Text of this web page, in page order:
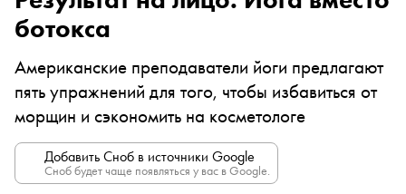
ботокса
Американские преподаватели йоги предлагают
пять упражнений для того, чтобы избавиться от
морщин и сэкономить на косметологе
Добавить Сноб в источники Google
Сноб будет чаще появляться у вас в Google.